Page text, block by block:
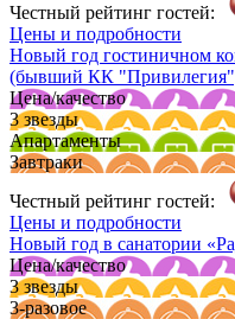
Честный рейтинг гостей:
Цены и подробности
Новый год гостиничном
(бывший КК
Цена/качество
3 звезды
Апартаменты
Завтраки
Честный рейтинг гостей:
Цены и подробности
Новый год в санатории
Цена/качество
3 звезды
3-разовое